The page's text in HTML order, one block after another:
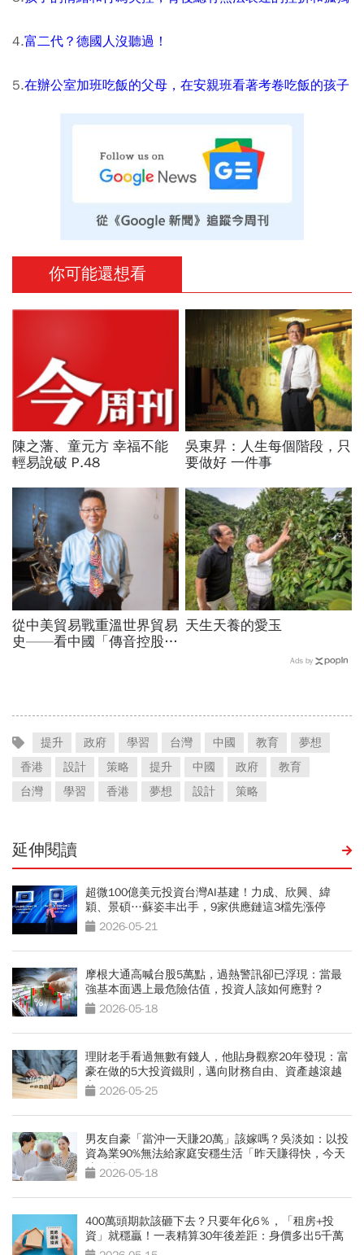
4.富二代？德國人沒聽過！
5.在辦公室加班吃飯的父母，在安親班看著考卷吃飯的孩子
你可能還想看
陳之藩、童元方 幸福不能
輕易說破 P.48
吳東昇：人生每個階段，只
要做好 一件事
從中美貿易戰重溫世界貿易
史——看中國「傳音控股」
天生天養的愛玉
Ads by
提升 政府 學習 台灣 中國 教育
夢想
香港
設計 策略 提升 中國 政府
教育
台灣
學習 香港 夢想 設計 策略
延伸閱讀
超微100億美元投資台灣AI基建！力成、欣興、緯
穎、景碩…蘇姿丰出手，9家供應鏈這3檔先漲停
2026-05-21
摩根大通高喊台股5萬點，過熱警訊卻已浮現：當最
強基本面遇上最危險估值，投資人該如何應對？
2026-05-18
理財老手看過無數有錢人，他貼身觀察20年發現：富
豪在做的5大投資鐵則，邁向財務自由、資產越滾越
富 2026-05-25
男友自豪「當沖一天賺20萬」該嫁嗎？吳淡如：以投
資為業90%無法給家庭安穩生活「昨天賺得快，今天
賠更快」
2026-05-18
400萬頭期款該砸下去？只要年化6％，「租房+投
資」就穩贏！一表精算30年後差距：身價多出5千萬